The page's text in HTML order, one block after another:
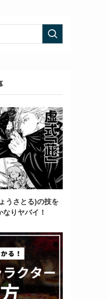
うさとる)の技を
りヤバイ！